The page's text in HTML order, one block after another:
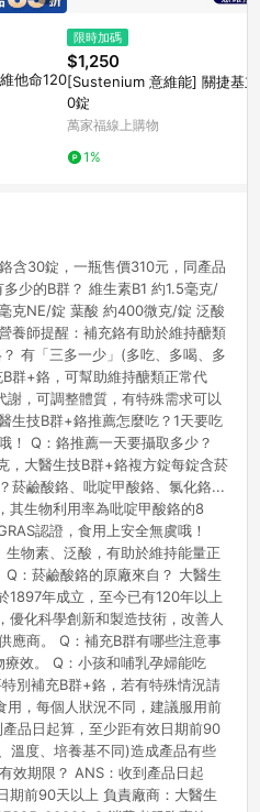
他命120
限時加碼
$1,250
[Sustenium 意維能] 關捷基立9
0錠
萬家福線上購物
1%
含30錠，一瓶售價310元，同產品
少的B群？ 維生素B1 約1.5毫克/
克NE/錠 葉酸 約400微克/錠 泛酸
養師提醒：補充鉻有助於維持醣類
有「三多一少」(多吃、多喝、多
群+鉻，可幫助維持醣類正常代
，可調整體質，有特殊需求可以
生技B群+鉻推薦怎麼吃？1天要吃
！ Q：鉻推薦一天要攝取多少？
，大醫生技B群+鉻複方錠每錠含菸
菸鹼酸鉻、吡啶甲酸鉻、氯化鉻...
其生物利用率為吡啶甲酸鉻的8
認證，食用上安全無虞哦！
物素、泛酸，有助於維持能量正
：菸鹼酸鉻的原廠來自？ 大醫生
年成立，至今已有120年以上
化科學創新和製造技術，改善人
應商。 Q：補充B群有哪些注意事
效。 Q：小孩和哺乳孕婦能吃
別補充B群+鉻，若有特殊情況請
，每個人狀況不同，建議服用前
品日起算，至少距有效日期前90
溫度、培養基不同)造成產品有些
效期限？ ANS：收到產品日起
期前90天以上 負責廠商：大醫生